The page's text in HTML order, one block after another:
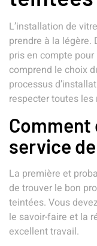
L’installation de
prendre à la légère.
pris en compte
comprend le choix
processus
respecter toutes
Comment
service
La première et
de trouver le bon
teintées. Vous
le savoir-faire et la
excellent travail.